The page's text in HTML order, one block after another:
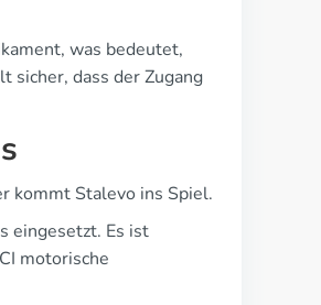
was bedeutet,
sicher, dass der Zugang
kommt Stalevo ins Spiel.
eingesetzt. Es ist
motorische